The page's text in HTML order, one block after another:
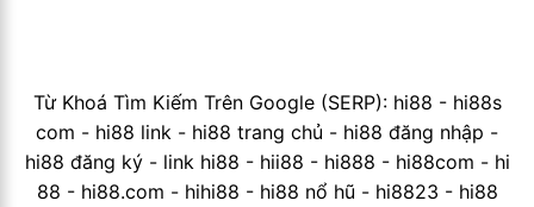
Từ Khoá Tìm Kiếm Trên Google (SERP): hi88 - hi88s
com - hi88 link - hi88 trang chủ - hi88 đăng nhập -
hi88 đăng ký - link hi88 - hii88 - hi888 - hi88com - hi
88 - hi88.com - hihi88 - hi88 nổ hũ - hi8823 - hi88